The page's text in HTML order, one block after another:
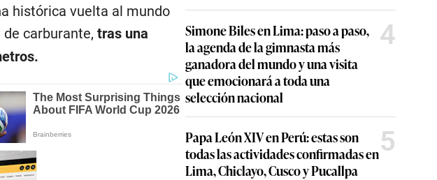
histórica vuelta al mundo
carburante, tras una
Simone Biles en Lima: paso a paso,
la agenda de la gimnasta más
ganadora del mundo y una visita
que emocionará a toda una
selección nacional
4
Papa León XIV en Perú: estas son
todas las actividades confirmadas en
Lima, Chiclayo, Cusco y Pucallpa
5